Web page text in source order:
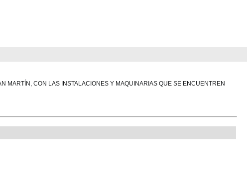
MARTÍN, CON LAS INSTALACIONES Y MAQUINARIAS QUE SE ENCUENTREN